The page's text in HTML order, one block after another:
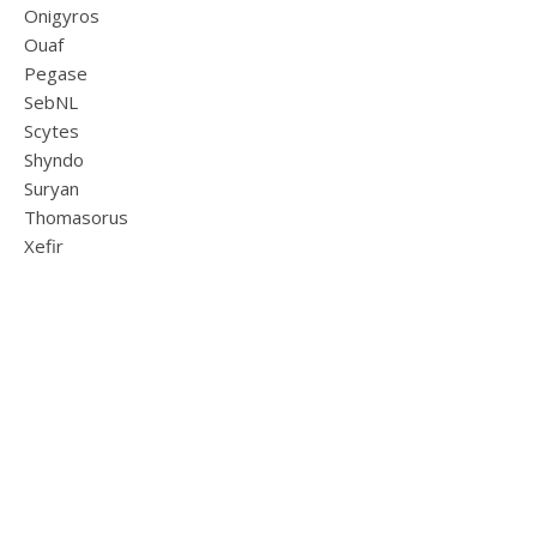
Onigyros
Ouaf
Pegase
SebNL
Scytes
Shyndo
Suryan
Thomasorus
Xefir